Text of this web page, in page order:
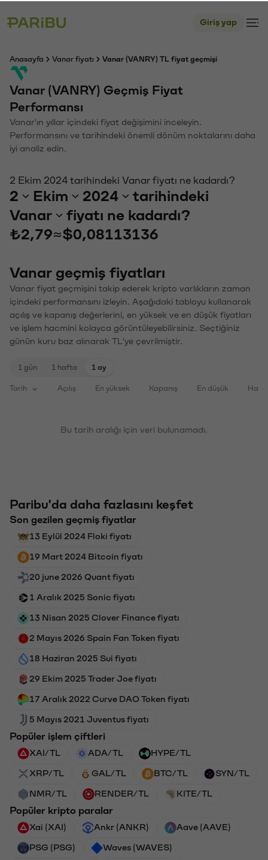
Giriş yap
Anasayfa Vanar fiyatı Vanar (VANRY) TL fiyat geçmişi
Vanar (VANRY) Geçmiş Fiyat
Performansı
Vanar'ın yıllar içindeki fiyat değişimini inceleyin.
Performansını ve tarihindeki önemli dönüm noktalarını daha
iyi analiz edin.
2 Ekim 2024 tarihindeki Vanar fiyatı ne kadardı?
2 Ekim 2024
tarihindeki
Vanar
fiyatı ne kadardı?
₺2,79≈$0,08113136
Vanar geçmiş fiyatları
Vanar fiyat geçmişini takip ederek kripto varlıkların zaman
içindeki performansını izleyin. Aşağıdaki tabloyu kullanarak
açılış ve kapanış değerlerini, en yüksek ve en düşük fiyatları
ve işlem hacmini kolayca görüntüleyebilirsiniz. Seçtiğiniz
günün kuru baz alınarak TL'ye çevrilmiştir.
1 gün 1 hafta 1 ay
Tarih Açılış En yüksek Kapanış En düşük
Bu tarih aralığı için veri bulunamadı.
Paribu'da daha fazlasını keşfet
Son gezilen geçmiş fiyatlar
13 Eylül 2024 Floki fiyatı
19 Mart 2024 Bitcoin fiyatı
20 june 2026 Quant fiyatı
1 Aralık 2025 Sonic fiyatı
13 Nisan 2025 Clover Finance fiyatı
2 Mayıs 2026 Spain Fan Token fiyatı
18 Haziran 2025 Sui fiyatı
29 Ekim 2025 Trader Joe fiyatı
17 Aralık 2022 Curve DAO Token fiyatı
5 Mayıs 2021 Juventus fiyatı
Popüler işlem çiftleri
XAI/TL ADA/TL HYPE/TL
XRP/TL GAL/TL BTC/TL SYN/TL
NMR/TL RENDER/TL KITE/TL
Popüler kripto paralar
Xai (XAI) Ankr (ANKR) Aave (AAVE)
PSG (PSG) Waves (WAVES)